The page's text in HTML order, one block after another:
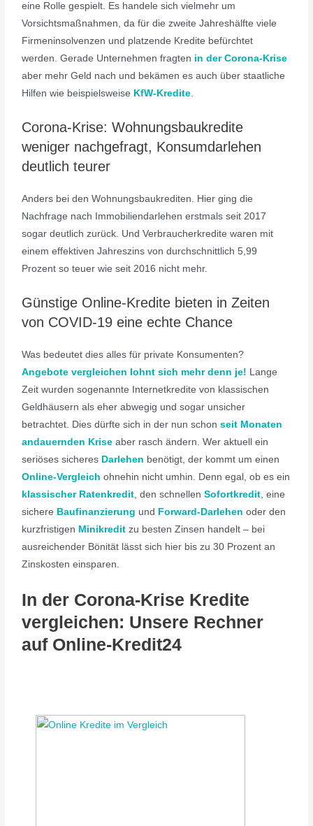
eine Rolle gespielt. Es handele sich vielmehr um
Vorsichtsmaßnahmen, da für die zweite Jahreshälfte viele
Firmeninsolvenzen und platzende Kredite befürchtet
werden. Gerade Unternehmen fragten in der Corona-Krise
aber mehr Geld nach und bekämen es auch über staatliche
Hilfen wie beispielsweise KfW-Kredite.
Corona-Krise: Wohnungsbaukredite
weniger nachgefragt, Konsumdarlehen
deutlich teurer
Anders bei den Wohnungsbaukrediten. Hier ging die
Nachfrage nach Immobiliendarlehen erstmals seit 2017
sogar deutlich zurück. Und Verbraucherkredite waren mit
einem effektiven Jahreszins von durchschnittlich 5,99
Prozent so teuer wie seit 2016 nicht mehr.
Günstige Online-Kredite bieten in Zeiten
von COVID-19 eine echte Chance
Was bedeutet dies alles für private Konsumenten?
Angebote vergleichen lohnt sich mehr denn je! Lange
Zeit wurden sogenannte Internetkredite von klassischen
Geldhäusern als eher abwegig und sogar unsicher
betrachtet. Dies dürfte sich in der nun schonseit Monaten
andauernden Krise aber rasch ändern. Wer aktuell ein
seriöses sicheres Darlehen benötigt, der kommt um einen
Online-Vergleich ohnehin nicht umhin. Denn egal, ob es ein
klassischer Ratenkredit, den schnellenSofortkredit, eine
sichere Baufinanzierung und Forward-Darlehen oder den
kurzfristigen Minikredit zu besten Zinsen handelt – bei
ausreichender Bönität lässt sich hier bis zu 30 Prozent an
Zinskosten einsparen.
In der Corona-Krise Kredite
vergleichen: Unsere Rechner
auf Online-Kredit24